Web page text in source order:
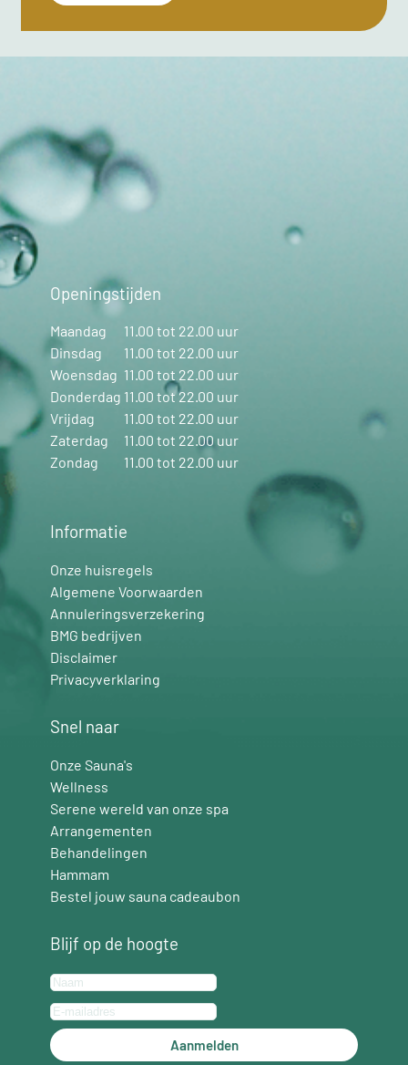
Openingstijden
Maandag
11.00 tot 22.00 uur
Dinsdag
11.00 tot 22.00 uur
Woensdag 11.00 tot 22.00 uur
Donderdag 11.00 tot 22.00 uur
Vrijdag
11.00 tot 22.00 uur
Zaterdag
11.00 tot 22.00 uur
Zondag
11.00 tot 22.00 uur
Informatie
Onze huisregels
Algemene Voorwaarden
Annuleringsverzekering
BMG bedrijven
Disclaimer
Privacyverklaring
Snel naar
Onze Sauna's
Wellness
Serene wereld van onze spa
Arrangementen
Behandelingen
Hammam
Bestel jouw sauna cadeaubon
Blijf op de hoogte
Aanmelden